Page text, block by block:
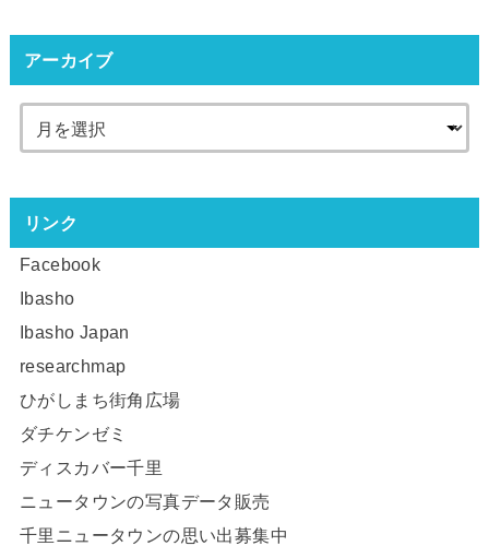
アーカイブ
リンク
Facebook
Ibasho
Ibasho Japan
researchmap
ひがしまち街角広場
ダチケンゼミ
ディスカバー千里
ニュータウンの写真データ販売
千里ニュータウンの思い出募集中